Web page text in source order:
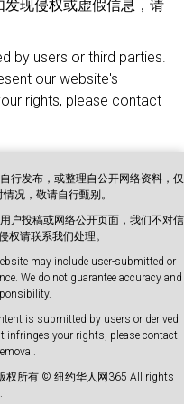
现侵权或虚假信息，请
by users or third parties.
our website's
rights, please contact
行发布，或整理自公开网络资料，仅
况，敬请自行甄别。
户投稿或网络公开页面，我们不对信
权请联系我们处理。
may include user-submitted or
We do not guarantee accuracy and
is submitted by users or derived
infringes your rights, please contact
权所有 © 纽约华人网365 All rights